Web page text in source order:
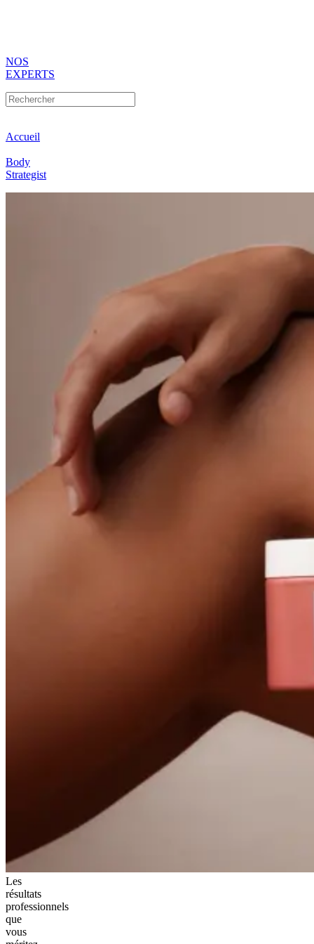
NOS
EXPERTS
Accueil
Body
Strategist
Les
résultats
professionnels
que
vous